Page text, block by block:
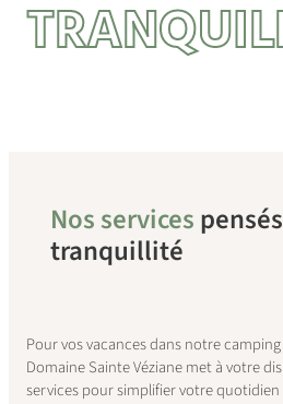
Nos services
tranquillité
Pour vos vacances dans notre
Domaine Sainte Véziane met à votre
services pour simplifier votre quotidien